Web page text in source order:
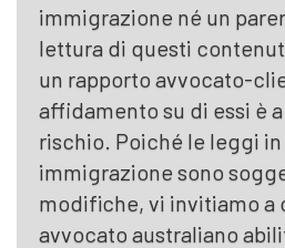
immigrazione né un
lettura di questi
un rapporto avvocato-
affidamento su di essi è
rischio. Poiché le leggi
immigrazione sono
modifiche, vi invitiamo a
avvocato australiano